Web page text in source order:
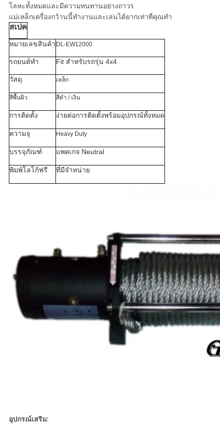
PRIVACY
POLICY
โลหะทั้งหมดและมีความทนทานอย่างถาวร
แม่เหล็กเครื่องกว้านนี้ทำงานและเล่นได้ยากเท่าที่คุณทำ
สเปค
หมายเลขสินค้า DL-EW12000
รถยนต์ทำ Fit สำหรับรถรุ่น 4x4
วัสดุ เหล็ก
สีพื้นผิว สีดำ / เงิน
การติดตั้ง ง่ายต่อการติดตั้งพร้อมอุปกรณ์ทั้งหมด
ความจุ Heavy Duty
บรรจุภัณฑ์ แพคเกจ Neutral
พิมพ์โลโก้ฟรี ที่มีจำหน่าย
อุปกรณ์เสริม: